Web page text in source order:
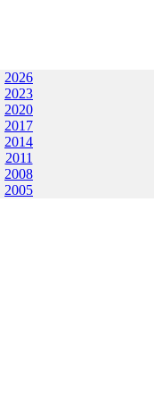
2026
2023
2020
2017
2014
2011
2008
2005